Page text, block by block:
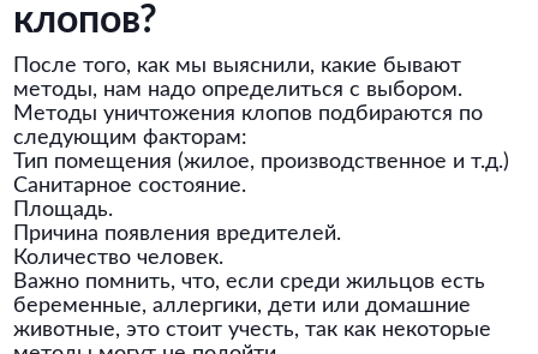
клопов?
После того, как мы выяснили, какие бывают
методы, нам надо определиться с выбором.
Методы уничтожения клопов подбираются по
следующим факторам:
Тип помещения (жилое, производственное и т.д.)
Санитарное состояние.
Площадь.
Причина появления вредителей.
Количество человек.
Важно помнить, что, если среди жильцов есть
беременные, аллергики, дети или домашние
животные, это стоит учесть, так как некоторые